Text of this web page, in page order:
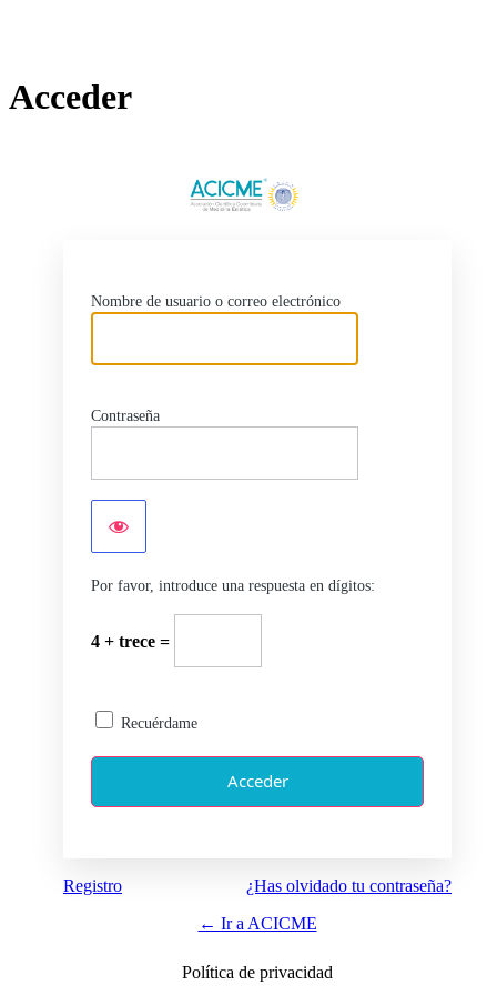
Acceder
Nombre de usuario o correo electrónico
Contraseña
Por favor, introduce una respuesta en dígitos:
4 + trece =
Recuérdame
Registro
¿Has olvidado tu contraseña?
← Ir a ACICME
Política de privacidad